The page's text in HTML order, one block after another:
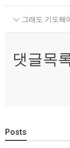
그래도 기도해
댓글목
Posts